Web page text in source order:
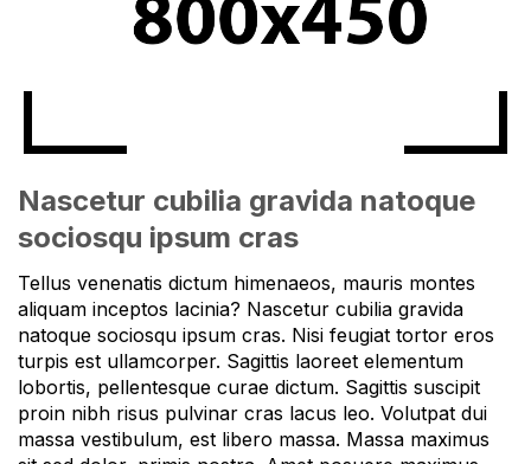
Nascetur cubilia gravida natoque
sociosqu ipsum cras
Tellus venenatis dictum himenaeos, mauris montes
aliquam inceptos lacinia? Nascetur cubilia gravida
natoque sociosqu ipsum cras. Nisi feugiat tortor eros
turpis est ullamcorper. Sagittis laoreet elementum
lobortis, pellentesque curae dictum. Sagittis suscipit
proin nibh risus pulvinar cras lacus leo. Volutpat dui
massa vestibulum, est libero massa. Massa maximus